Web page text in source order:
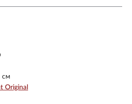
см
Original